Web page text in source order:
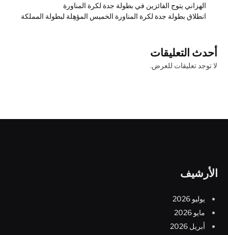
الهزاني يتوج الفائزين في بطولة جدة لكرة المناورة
انطلاق بطولة جدة لكرة المناورة الخميس المؤهِلة لبطولة المملكة
أحدث التعليقات
لا توجد تعليقات للعرض.
الأرشيف
يوليو 2026
مايو 2026
أبريل 2026